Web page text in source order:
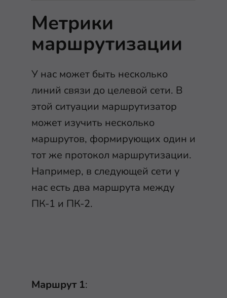
Метрики
маршрутизации
У нас может быть несколько
линий связи до целевой сети. В
этой ситуации маршрутизатор
может изучить несколько
маршрутов, формирующих один и
тот же протокол маршрутизации.
Например, в следующей сети у
нас есть два маршрута между
ПК-1 и ПК-2.
Маршрут 1: